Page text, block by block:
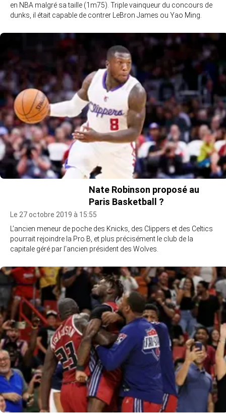
en NBA malgré sa taille (1m75). Triple vainqueur du concours de
dunks, il était capable de contrer LeBron James ou Yao Ming.
Nate Robinson proposé au
Paris Basketball ?
Le 27 octobre 2019 à 15:55
L’ancien meneur de poche des Knicks, des Clippers et des Celtics
pourrait rejoindre la Pro B, et plus précisément le club de la
capitale géré par l’ancien président des Wolves.